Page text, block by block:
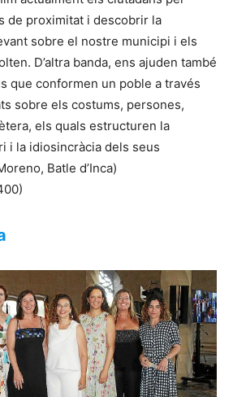
de proximitat i descobrir la
sobre el nostre municipi i els
D’altra banda, ens ajuden també
que conformen un poble a través
sobre els costums, persones,
els quals estructuren la
i la idiosincràcia dels seus
Batle d’Inca)